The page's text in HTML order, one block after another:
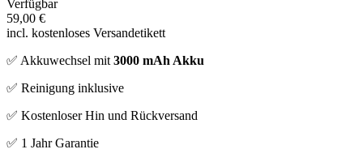
Verfügbar
59,00 €
incl. kostenloses Versandetikett
✅ Akkuwechsel mit 3000 mAh Akku
✅ Reinigung inklusive
✅ Kostenloser Hin und Rückversand
✅ 1 Jahr Garantie